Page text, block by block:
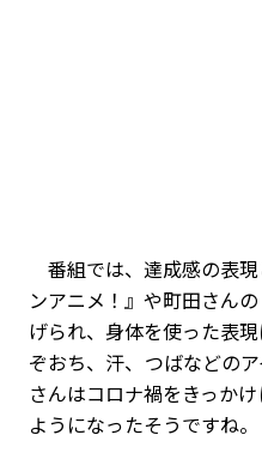
番組では、達成感の表
ンアニメ！』や町田さん
げられ、身体を使った表
ぞおち、汗、つばなどの
さんはコロナ禍をきっか
ようになったそうですね。